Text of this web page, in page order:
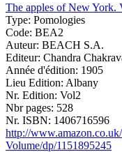
The apples of New York.
Type: Pomologies
Code: BEA2
Auteur: BEACH S.A.
Editeur: Chandra
Année d'édition: 1905
Lieu Edition: Albany
Nr. Edition: Vol2
Nbr pages: 528
Nr. ISBN: 1406716596
http://
Volume/dp/1151895245